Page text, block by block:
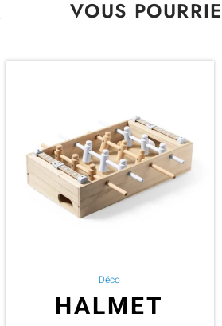
VOUS
Déco
HALMET